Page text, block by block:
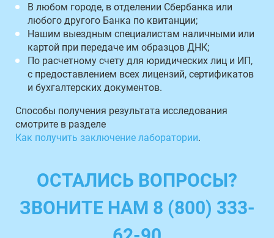
В любом городе, в отделении Сбербанка или
любого другого Банка по квитанции;
Нашим выездным специалистам наличными или
картой при передаче им образцов ДНК;
По расчетному счету для юридических лиц и ИП,
с предоставлением всех лицензий, сертификатов
и бухгалтерских документов.
Способы получения результата исследования
смотрите в разделе
Как получить заключение лаборатории.
ОСТАЛИСЬ ВОПРОСЫ?
ЗВОНИТЕ НАМ 8 (800) 333-